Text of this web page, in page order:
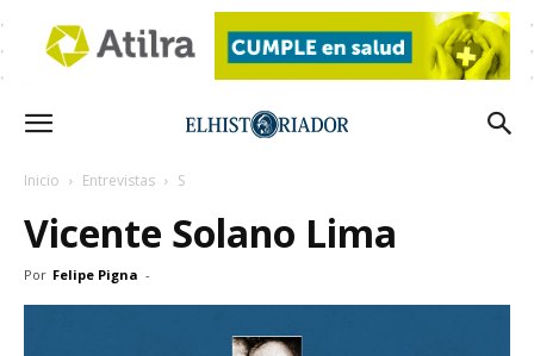
Inicio Entrevistas S
Vicente Solano Lima
Por Felipe Pigna -